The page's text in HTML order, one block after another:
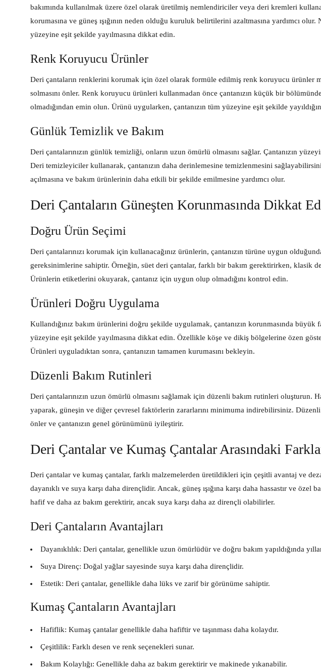
bakımında kullanılmak üzere özel olarak üretilmiş nemlendiriciler veya deri kremleri
korumasına ve güneş ışığının neden olduğu kuruluk belirtilerini azaltmasına yardımcı
yüzeyine eşit şekilde yayılmasına dikkat edin.
Renk Koruyucu Ürünler
Deri çantaların renklerini korumak için özel olarak formüle edilmiş renk koruyucu ürünler
solmasını önler. Renk koruyucu ürünleri kullanmadan önce çantanızın küçük bir
olmadığından emin olun. Ürünü uygularken, çantanızın tüm yüzeyine eşit şekilde
Günlük Temizlik ve Bakım
Deri çantalarınızın günlük temizliği, onların uzun ömürlü olmasını sağlar. Çantanızın
Deri temizleyiciler kullanarak, çantanızın daha derinlemesine temizlenmesini
açılmasına ve bakım ürünlerinin daha etkili bir şekilde emilmesine yardımcı olur.
Deri Çantaların Güneşten Korunmasında Dikkat
Doğru Ürün Seçimi
Deri çantalarınızı korumak için kullanacağınız ürünlerin, çantanızın türüne uygun
gereksinimlerine sahiptir. Örneğin, süet deri çantalar, farklı bir bakım gerektirirken, klasik
Ürünlerin etiketlerini okuyarak, çantanız için uygun olup olmadığını kontrol edin.
Ürünleri Doğru Uygulama
Kullandığınız bakım ürünlerini doğru şekilde uygulamak, çantanızın korunmasında büyük
yüzeyine eşit şekilde yayılmasına dikkat edin. Özellikle köşe ve dikiş bölgelerine özen
Ürünleri uyguladıktan sonra, çantanızın tamamen kurumasını bekleyin.
Düzenli Bakım Rutinleri
Deri çantalarınızın uzun ömürlü olmasını sağlamak için düzenli bakım rutinleri oluşturun.
yaparak, güneşin ve diğer çevresel faktörlerin zararlarını minimuma indirebilirsiniz.
önler ve çantanızın genel görünümünü iyileştirir.
Deri Çantalar ve Kumaş Çantalar Arasındaki
Deri çantalar ve kumaş çantalar, farklı malzemelerden üretildikleri için çeşitli avantaj ve
dayanıklı ve suya karşı daha dirençlidir. Ancak, güneş ışığına karşı daha hassastır ve
hafif ve daha az bakım gerektirir, ancak suya karşı daha az dirençli olabilirler.
Deri Çantaların Avantajları
Dayanıklılık: Deri çantalar, genellikle uzun ömürlüdür ve doğru bakım yapıldığında
Suya Direnç: Doğal yağlar sayesinde suya karşı daha dirençlidir.
Estetik: Deri çantalar, genellikle daha lüks ve zarif bir görünüme sahiptir.
Kumaş Çantaların Avantajları
Hafiflik: Kumaş çantalar genellikle daha hafiftir ve taşınması daha kolaydır.
Çeşitlilik: Farklı desen ve renk seçenekleri sunar.
Bakım Kolaylığı: Genellikle daha az bakım gerektirir ve makinede yıkanabilir.